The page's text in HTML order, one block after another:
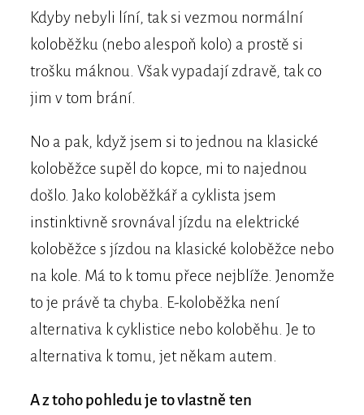
Kdyby nebyli líní, tak si vezmou normální
koloběžku (nebo alespoň kolo) a prostě si
trošku máknou. Však vypadají zdravě, tak co
jim v tom brání.
No a pak, když jsem si to jednou na klasické
koloběžce supěl do kopce, mi to najednou
došlo. Jako koloběžkář a cyklista jsem
instinktivně srovnával jízdu na elektrické
koloběžce s jízdou na klasické koloběžce nebo
na kole. Má to k tomu přece nejblíže. Jenomže
to je právě ta chyba. E-koloběžka není
alternativa k cyklistice nebo koloběhu. Je to
alternativa k tomu, jet někam autem.
A z toho pohledu je to vlastně ten